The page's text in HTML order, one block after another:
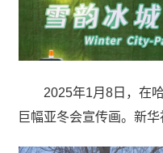
2025年1月8日，在
巨幅亚冬会宣传画。新